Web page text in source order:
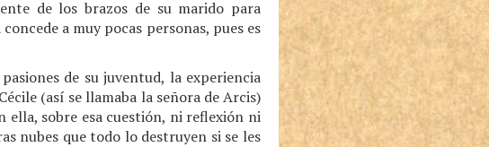
de los brazos de su marido para
a muy pocas personas, pues es
de su juventud, la experiencia
(así se llamaba la señora de Arcis)
ella, sobre esa cuestión, ni reflexión ni
nubes que todo lo destruyen si se les